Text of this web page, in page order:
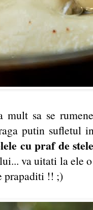
mult sa se
putin sufletul
cu praf de
va uitati la ele
prapaditi !! ;)